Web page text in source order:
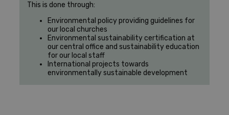
This is done through:
Environmental policy providing guidelines for
our local churches
Environmental sustainability certification at
our central office and sustainability education
for our local staff
International projects towards
environmentally sustainable development